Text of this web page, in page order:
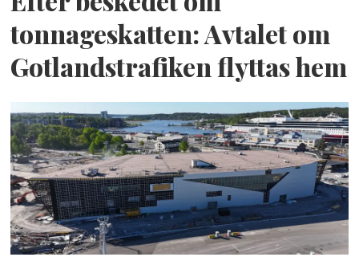
tonnageskatten: Avtalet om
Gotlandstrafiken flyttas hem